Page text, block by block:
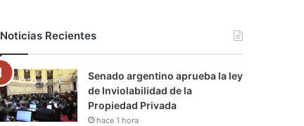
o
k
r
e
r
a
m
a
m
Noticias Recientes
Senado argentino aprueba la ley
de Inviolabilidad de la
Propiedad Privada
hace 1 hora